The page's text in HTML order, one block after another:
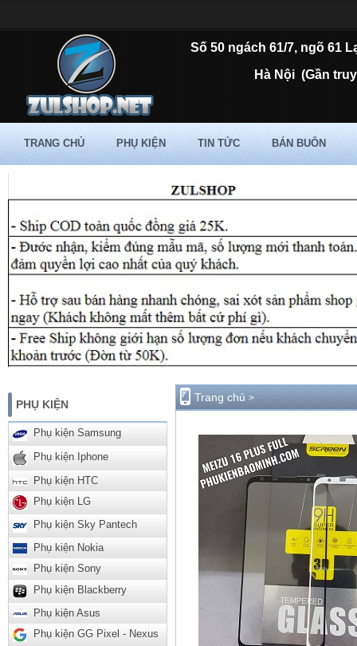
Số 50 ngách 61/7, ngõ 61
Hà Nội (Gần
TRANG CHỦ PHỤ KIỆN TIN TỨC BÁN BUÔN
PHỤ KIỆN
Phụ kiện Samsung
Phụ kiện Iphone
Phụ kiện HTC
Phụ kiện LG
Phụ kiện Sky Pantech
Phụ kiện Nokia
Phụ kiện Sony
Phụ kiện Blackberry
Phụ kiện Asus
Phụ kiện GG Pixel - Nexus
Trang chủ >